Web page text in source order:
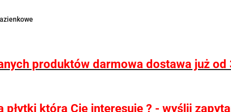
produktów darmowa dostawa już od
płytki która Cię interesuje ? - wyślij